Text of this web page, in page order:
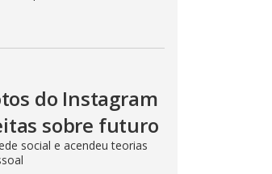
do Instagram
sobre futuro
social e acendeu teorias